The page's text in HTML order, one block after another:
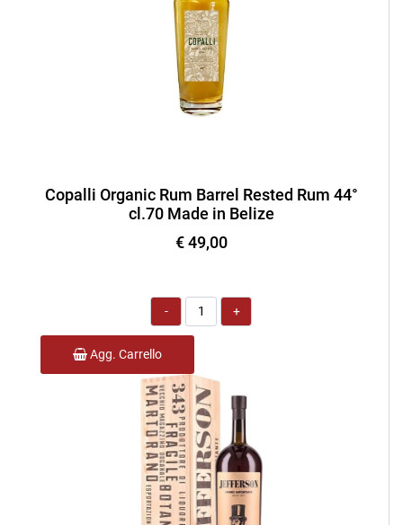
Copalli Organic Rum Barrel Rested Rum 44°
cl.70 Made in Belize
€ 49,00
Quantità
Agg. Carrello